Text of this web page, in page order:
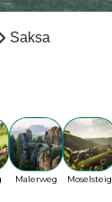
Saksa
Malerweg Moselsteig